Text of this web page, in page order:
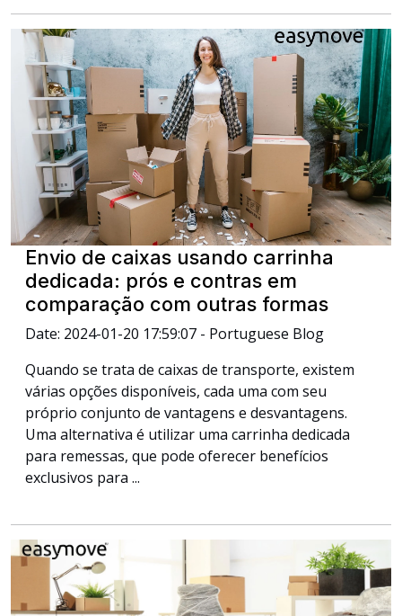
Envio de caixas usando carrinha
dedicada: prós e contras em
comparação com outras formas
Date: 2024-01-20 17:59:07 - Portuguese Blog
Quando se trata de caixas de transporte, existem
várias opções disponíveis, cada uma com seu
próprio conjunto de vantagens e desvantagens.
Uma alternativa é utilizar uma carrinha dedicada
para remessas, que pode oferecer benefícios
exclusivos para ...